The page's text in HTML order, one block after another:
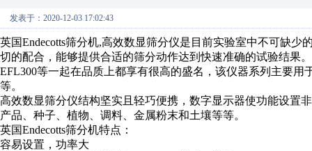
发表于：2020-12-03 17:02:43
英国Endecotts筛分机,高效数显筛分仪是目前实验室中不可缺少
切的配合，能够提供合适的筛分动作达到快速准确的试验结果
EFL300等一起在品质上都享有很高的盛名，该仪器系列主要
等。
高效数显筛分仪结构坚实且轻巧便携，数字显示器使功能设置
产品、种子、植物、调料、金属粉末和土壤等等。
英国Endecotts筛分机特点：
容易设置，功率大